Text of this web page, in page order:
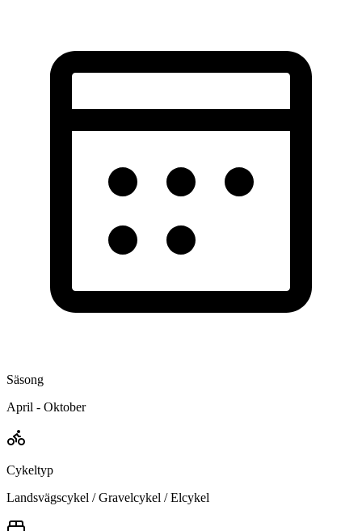
Säsong
April - Oktober
Cykeltyp
Landsvägscykel / Gravelcykel / Elcykel